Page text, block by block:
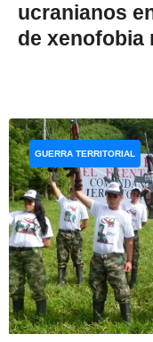
ucranianos
de xenofobia
GUERRA TERRITORIAL